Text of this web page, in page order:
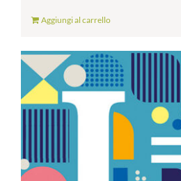
Aggiungi al carrello